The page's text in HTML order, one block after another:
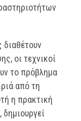
διαθέτουν
οι τεχνικοί
το πρόβλημα
από τη
η πρακτική